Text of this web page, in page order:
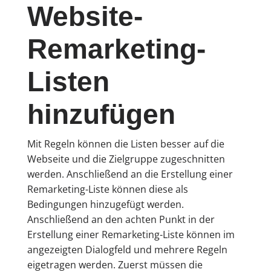
Website-
Remarketing-
Listen
hinzufügen
Mit Regeln können die Listen besser auf die
Webseite und die Zielgruppe zugeschnitten
werden. Anschließend an die Erstellung einer
Remarketing-Liste können diese als
Bedingungen hinzugefügt werden.
Anschließend an den achten Punkt in der
Erstellung einer Remarketing-Liste können im
angezeigten Dialogfeld und mehrere Regeln
eigetragen werden. Zuerst müssen die